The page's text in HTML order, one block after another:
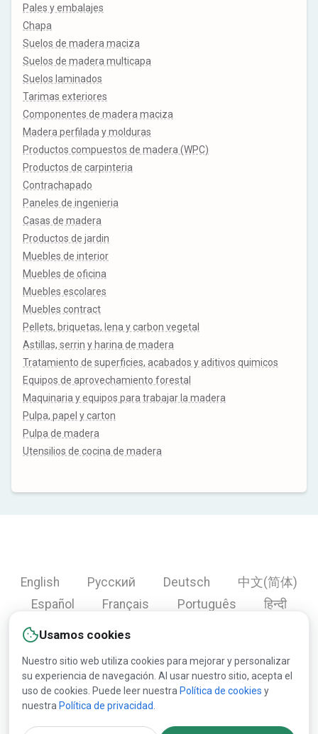
Pales y embalajes
Chapa
Suelos de madera maciza
Suelos de madera multicapa
Suelos laminados
Tarimas exteriores
Componentes de madera maciza
Madera perfilada y molduras
Productos compuestos de madera (WPC)
Productos de carpinteria
Contrachapado
Paneles de ingenieria
Casas de madera
Productos de jardin
Muebles de interior
Muebles de oficina
Muebles escolares
Muebles contract
Pellets, briquetas, lena y carbon vegetal
Astillas, serrin y harina de madera
Tratamiento de superficies, acabados y aditivos quimicos
Equipos de aprovechamiento forestal
Maquinaria y equipos para trabajar la madera
Pulpa, papel y carton
Pulpa de madera
Utensilios de cocina de madera
Usamos cookies
Nuestro sitio web utiliza cookies para mejorar y personalizar
su experiencia de navegación. Al usar nuestro sitio, acepta el
uso de cookies. Puede leer nuestra Política de cookies y
nuestra Política de privacidad
English Русский Deutsch
中文(简体)
Español
Français Português
हिन्दी
Copyright © 2000-2026 Lesprom Network. Todos los
derechos reservados.